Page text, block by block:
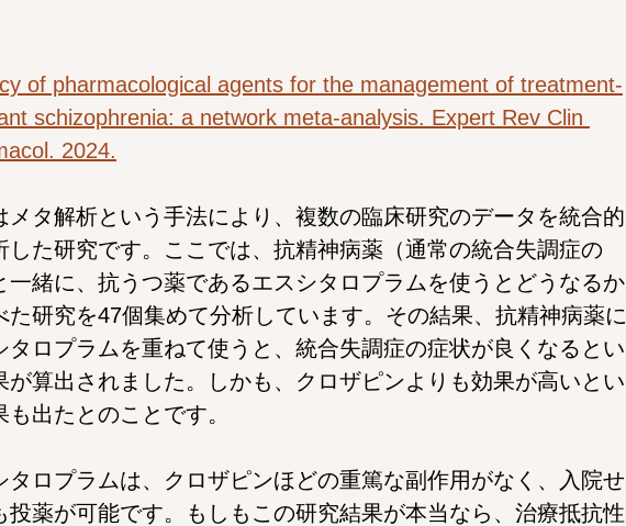
of pharmacological agents for the management of treatment-
schizophrenia: a network meta-analysis. Expert Rev Clin
2024.
メタ解析という手法により、複数の臨床研究のデータを統合的
した研究です。ここでは、抗精神病薬（通常の統合失調症の
一緒に、抗うつ薬であるエスシタロプラムを使うとどうなるか
た研究を47個集めて分析しています。その結果、抗精神病薬に
タロプラムを重ねて使うと、統合失調症の症状が良くなるとい
が算出されました。しかも、クロザピンよりも効果が高いとい
も出たとのことです。
タロプラムは、クロザピンほどの重篤な副作用がなく、入院せ
投薬が可能です。もしもこの研究結果が本当なら、治療抵抗性